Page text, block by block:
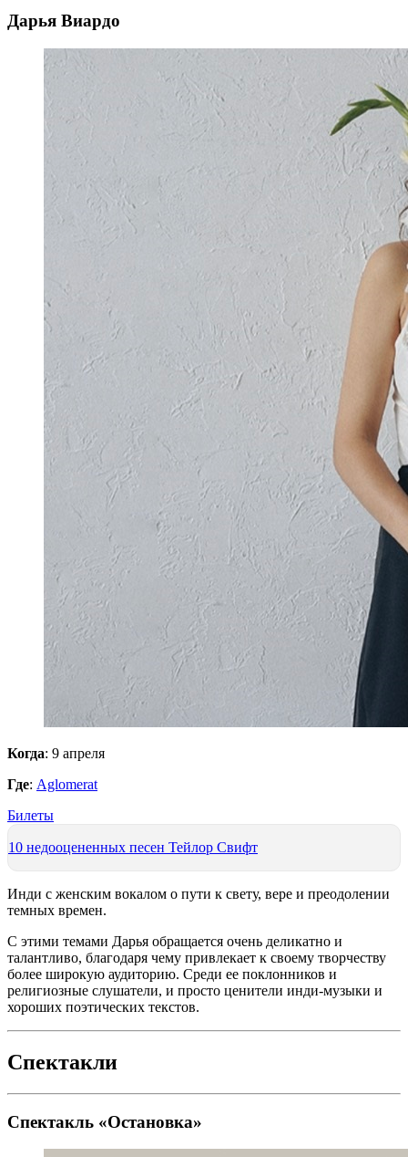
Дарья Виардо
Когда: 9 апреля
Где: Aglomerat
Билеты
10 недооцененных песен Тейлор Свифт
Инди с женским вокалом о пути к свету, вере и преодолении
темных времен.
С этими темами Дарья обращается очень деликатно и
талантливо, благодаря чему привлекает к своему творчеству
более широкую аудиторию. Среди ее поклонников и
религиозные слушатели, и просто ценители инди-музыки и
хороших поэтических текстов.
Спектакли
Спектакль «Остановка»